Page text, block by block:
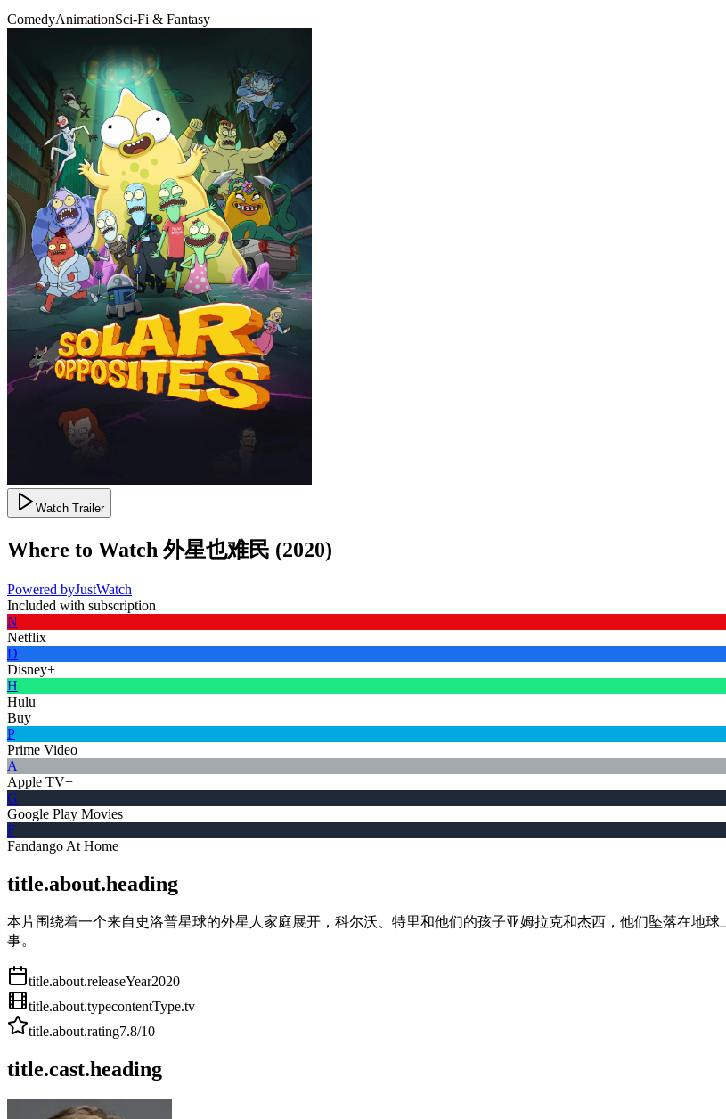
ComedyAnimationSci-Fi & Fantasy
Watch Trailer
Where to Watch 外星也难民 (2020)
Powered byJustWatch
Included with subscription
N
Netflix
D
Disney+
H
Hulu
Buy
P
Prime Video
A
Apple TV+
G
Google Play Movies
F
Fandango At Home
title.about.heading
本片围绕着一个来自史洛普星球的外星人家庭展开，科尔沃、特里和他们的孩子亚姆拉克和杰西，他们坠落在地
事。
title.about.releaseYear2020
title.about.typecontentType.tv
title.about.rating7.8/10
title.cast.heading